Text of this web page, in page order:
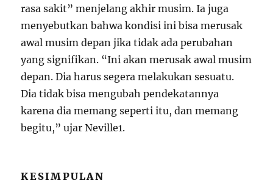
rasa sakit” menjelang akhir musim. Ia juga
menyebutkan bahwa kondisi ini bisa merusak
awal musim depan jika tidak ada perubahan
yang signifikan. “Ini akan merusak awal musim
depan. Dia harus segera melakukan sesuatu.
Dia tidak bisa mengubah pendekatannya
karena dia memang seperti itu, dan memang
begitu,” ujar Neville1.
KESIMPULAN